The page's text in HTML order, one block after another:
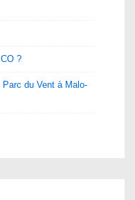
?
du Vent à Malo-